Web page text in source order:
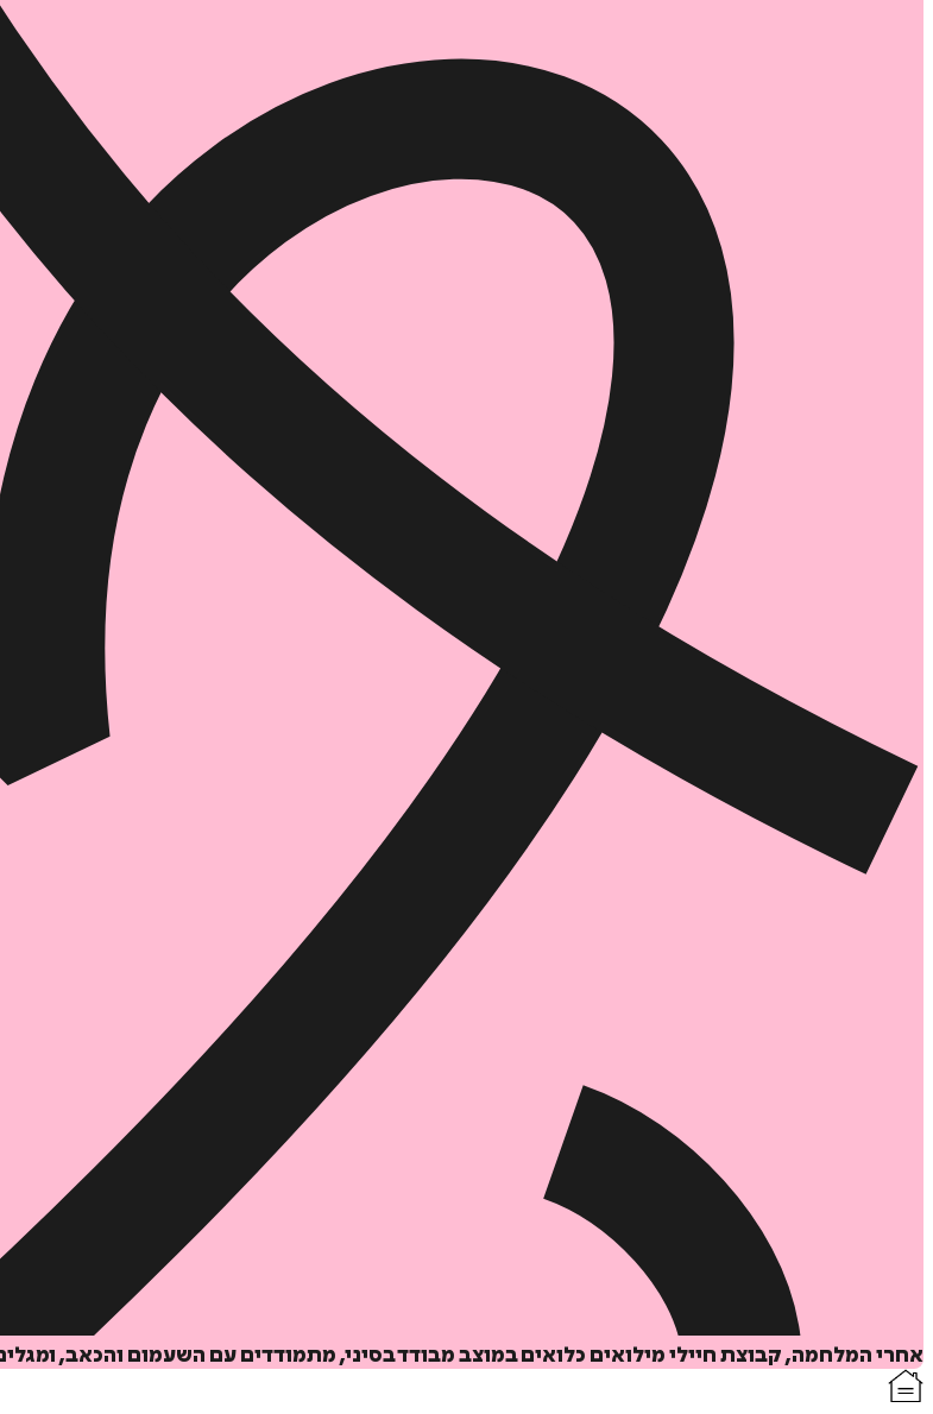
איזה פורמט בא לך?
₪
42
במבצע עד:
31/08/2026
אחרי המלחמה, קבוצת חיילי מילואים כלואים במוצב מבודד בסיני, מתמודדים עם השעמום והכאב,